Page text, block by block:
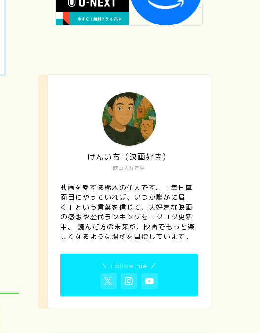
映画大好き男
けんいち（映画好き）
映画を愛する栃木の住人です。「毎日真
面目にやっていれば、いつか誰かに届
く」という言葉を信じて、大好きな映画
の感想や歴代ランキングをコツコツ更新
中。 読んだ方の未来が、映画でもっと楽
しくなるような場所を目指しています。
＼ Follow me ／